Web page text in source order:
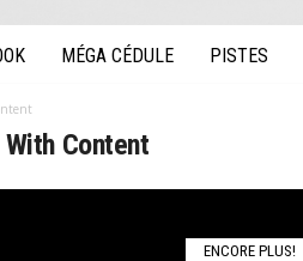
MÉGA CÉDULE PISTES
Content
ENCORE PLUS!